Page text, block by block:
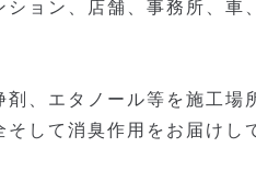
ション、店舗、事務所、
剤、エタノール等を施工
して消臭作用をお届けし